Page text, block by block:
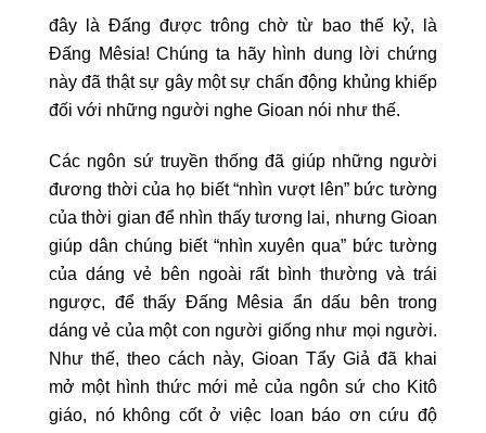
đây là Đấng được trông chờ từ bao thế kỷ, là
Đấng Mêsia! Chúng ta hãy hình dung lời chứng
này đã thật sự gây một sự chấn động khủng khiếp
đối với những người nghe Gioan nói như thế.
Các ngôn sứ truyền thống đã giúp những người
đương thời của họ biết “nhìn vượt lên” bức tường
của thời gian để nhìn thấy tương lai, nhưng Gioan
giúp dân chúng biết “nhìn xuyên qua” bức tường
của dáng vẻ bên ngoài rất bình thường và trái
ngược, để thấy Đấng Mêsia ẩn dấu bên trong
dáng vẻ của một con người giống như mọi người.
Như thế, theo cách này, Gioan Tẩy Giả đã khai
mở một hình thức mới mẻ của ngôn sứ cho Kitô
giáo, nó không cốt ở việc loan báo ơn cứu độ